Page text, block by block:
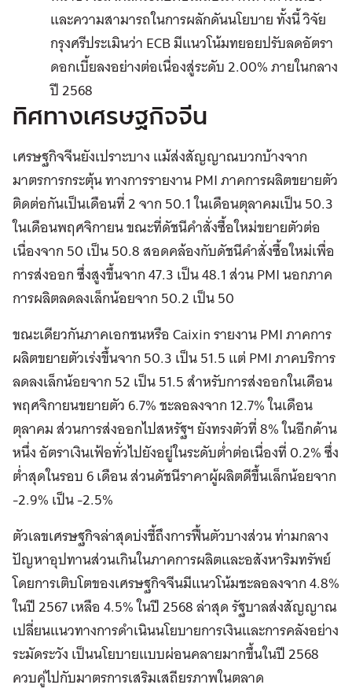
และความสามารถในการผลักดันนโยบาย ทั้งนี้ วิจัย
กรุงศรีประเมินว่า ECB มีแนวโน้มทยอยปรับลดอัตรา
ดอกเบี้ยลงอย่างต่อเนื่องสู่ระดับ 2.00% ภายในกลาง
ปี 2568
ทิศทางเศรษฐกิจจีน
เศรษฐกิจจีนยังเปราะบาง แม้ส่งสัญญาณบวกบ้างจาก
มาตรการกระตุ้น ทางการรายงาน PMI ภาคการผลิตขยายตัว
ติดต่อกันเป็นเดือนที่ 2 จาก 50.1 ในเดือนตุลาคมเป็น 50.3
ในเดือนพฤศจิกายน ขณะที่ดัชนีคำสั่งซื้อใหม่ขยายตัวต่อ
เนื่องจาก 50 เป็น 50.8 สอดคล้องกับดัชนีคำสั่งซื้อใหม่เพื่อ
การส่งออก ซึ่งสูงขึ้นจาก 47.3 เป็น 48.1 ส่วน PMI นอกภาค
การผลิตลดลงเล็กน้อยจาก 50.2 เป็น 50
ขณะเดียวกันภาคเอกชนหรือ Caixin รายงาน PMI ภาคการ
ผลิตขยายตัวเร่งขึ้นจาก 50.3 เป็น 51.5 แต่ PMI ภาคบริการ
ลดลงเล็กน้อยจาก 52 เป็น 51.5 สำหรับการส่งออกในเดือน
พฤศจิกายนขยายตัว 6.7% ชะลอลงจาก 12.7% ในเดือน
ตุลาคม ส่วนการส่งออกไปสหรัฐฯ ยังทรงตัวที่ 8% ในอีกด้าน
หนึ่ง อัตราเงินเฟ้อทั่วไปยังอยู่ในระดับต่ำต่อเนื่องที่ 0.2% ซึ่ง
ต่ำสุดในรอบ 6 เดือน ส่วนดัชนีราคาผู้ผลิตดีขึ้นเล็กน้อยจาก
-2.9% เป็น -2.5%
ตัวเลขเศรษฐกิจล่าสุดบ่งชี้ถึงการฟื้นตัวบางส่วน ท่ามกลาง
ปัญหาอุปทานส่วนเกินในภาคการผลิตและอสังหาริมทรัพย์
โดยการเติบโตของเศรษฐกิจจีนมีแนวโน้มชะลอลงจาก 4.8%
ในปี 2567 เหลือ 4.5% ในปี 2568 ล่าสุด รัฐบาลส่งสัญญาณ
เปลี่ยนแนวทางการดำเนินนโยบายการเงินและการคลังอย่าง
ระมัดระวัง เป็นนโยบายแบบผ่อนคลายมากขึ้นในปี 2568
ควบคู่ไปกับมาตรการเสริมเสถียรภาพในตลาด